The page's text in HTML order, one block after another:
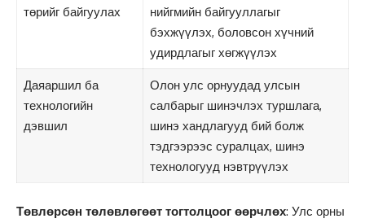
төрийг байгуулах
нийгмийн байгууллагыг
бэхжүүлэх, боловсон хүчний
удирдлагыг хөгжүүлэх
Даяаршил ба
технологийн
дэвшил
Олон улс орнуудад улсын
салбарыг шинэчлэх туршлага,
шинэ хандлагууд бий болж
тэдгээрээс суралцах, шинэ
технологууд нэвтрүүлэх
Төвлөрсөн төлөвлөгөөт тогтолцоог өөрчлөх: Улс орны